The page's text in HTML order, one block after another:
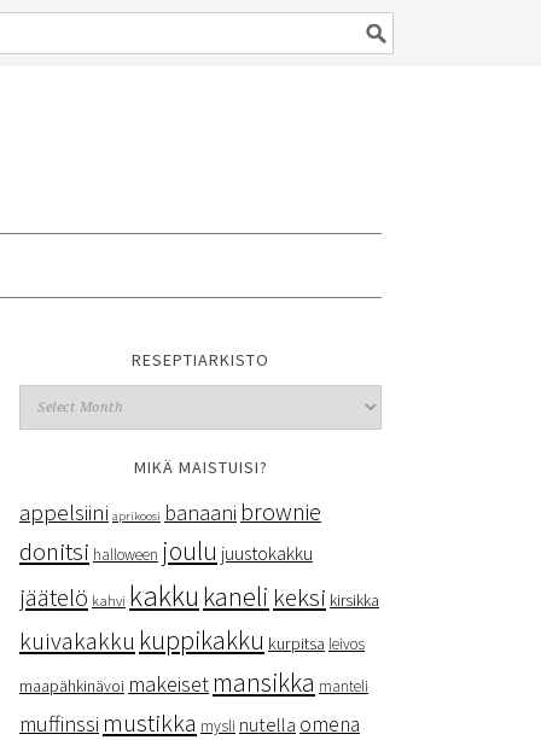
RESEPTIARKISTO
MIKÄ MAISTUISI?
appelsiini aprikoosi banaani brownie
donitsi halloween joulu juustokakku
jäätelö kahvi kakku kaneli keksi kirsikka
kuivakakku kuppikakku kurpitsa leivos
maapähkinävoi makeiset mansikka manteli
muffinssi mustikka mysli nutella omena